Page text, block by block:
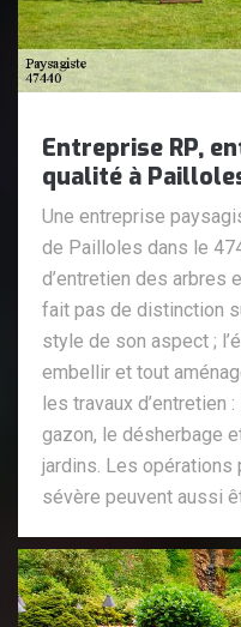
Entreprise RP,
qualité à
Une entreprise
de Pailloles dans le
d’entretien des arbres
fait pas de distinction
style de son aspect ;
embellir et tout
les travaux d’entretien
gazon, le désherbage
jardins. Les
sévère peuvent aussi